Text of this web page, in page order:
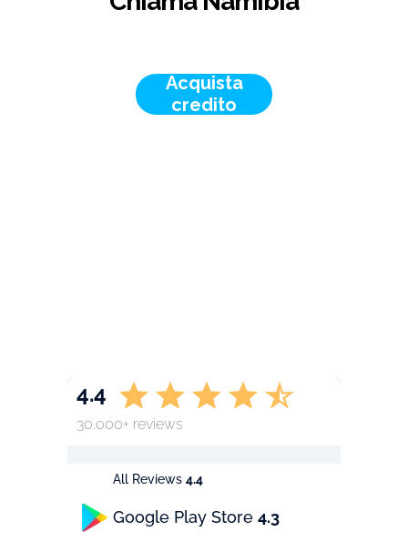
Acquista
credito
All Reviews 4.4
Google Play Store 4.3
4.4
30.000+ reviews